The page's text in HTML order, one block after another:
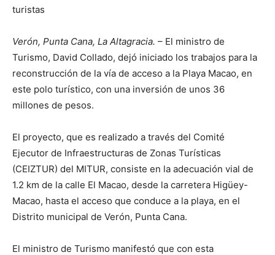
turistas
Verón, Punta Cana, La Altagracia. – El ministro de
Turismo, David Collado, dejó iniciado los trabajos para la
reconstrucción de la vía de acceso a la Playa Macao, en
este polo turístico, con una inversión de unos 36
millones de pesos.
El proyecto, que es realizado a través del Comité
Ejecutor de Infraestructuras de Zonas Turísticas
(CEIZTUR) del MITUR, consiste en la adecuación vial de
1.2 km de la calle El Macao, desde la carretera Higüey-
Macao, hasta el acceso que conduce a la playa, en el
Distrito municipal de Verón, Punta Cana.
El ministro de Turismo manifestó que con esta